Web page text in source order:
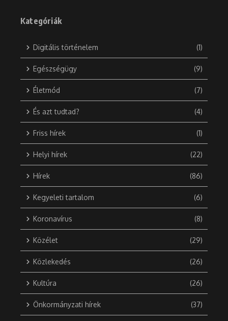
Kategóriák
Digitális történelem (1)
Egészségügy (9)
Életmód (7)
És azt tudtad? (4)
Friss hírek (1)
Helyi hírek (22)
Hírek (86)
Kegyeleti tartalom (6)
Koronavírus (8)
Közélet (29)
Közlekedés (26)
Kultúra (26)
Önkormányzati hírek (37)